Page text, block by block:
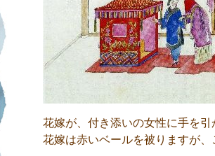
花嫁が、付き添いの女性に手を
花嫁は赤いベールを被りますが